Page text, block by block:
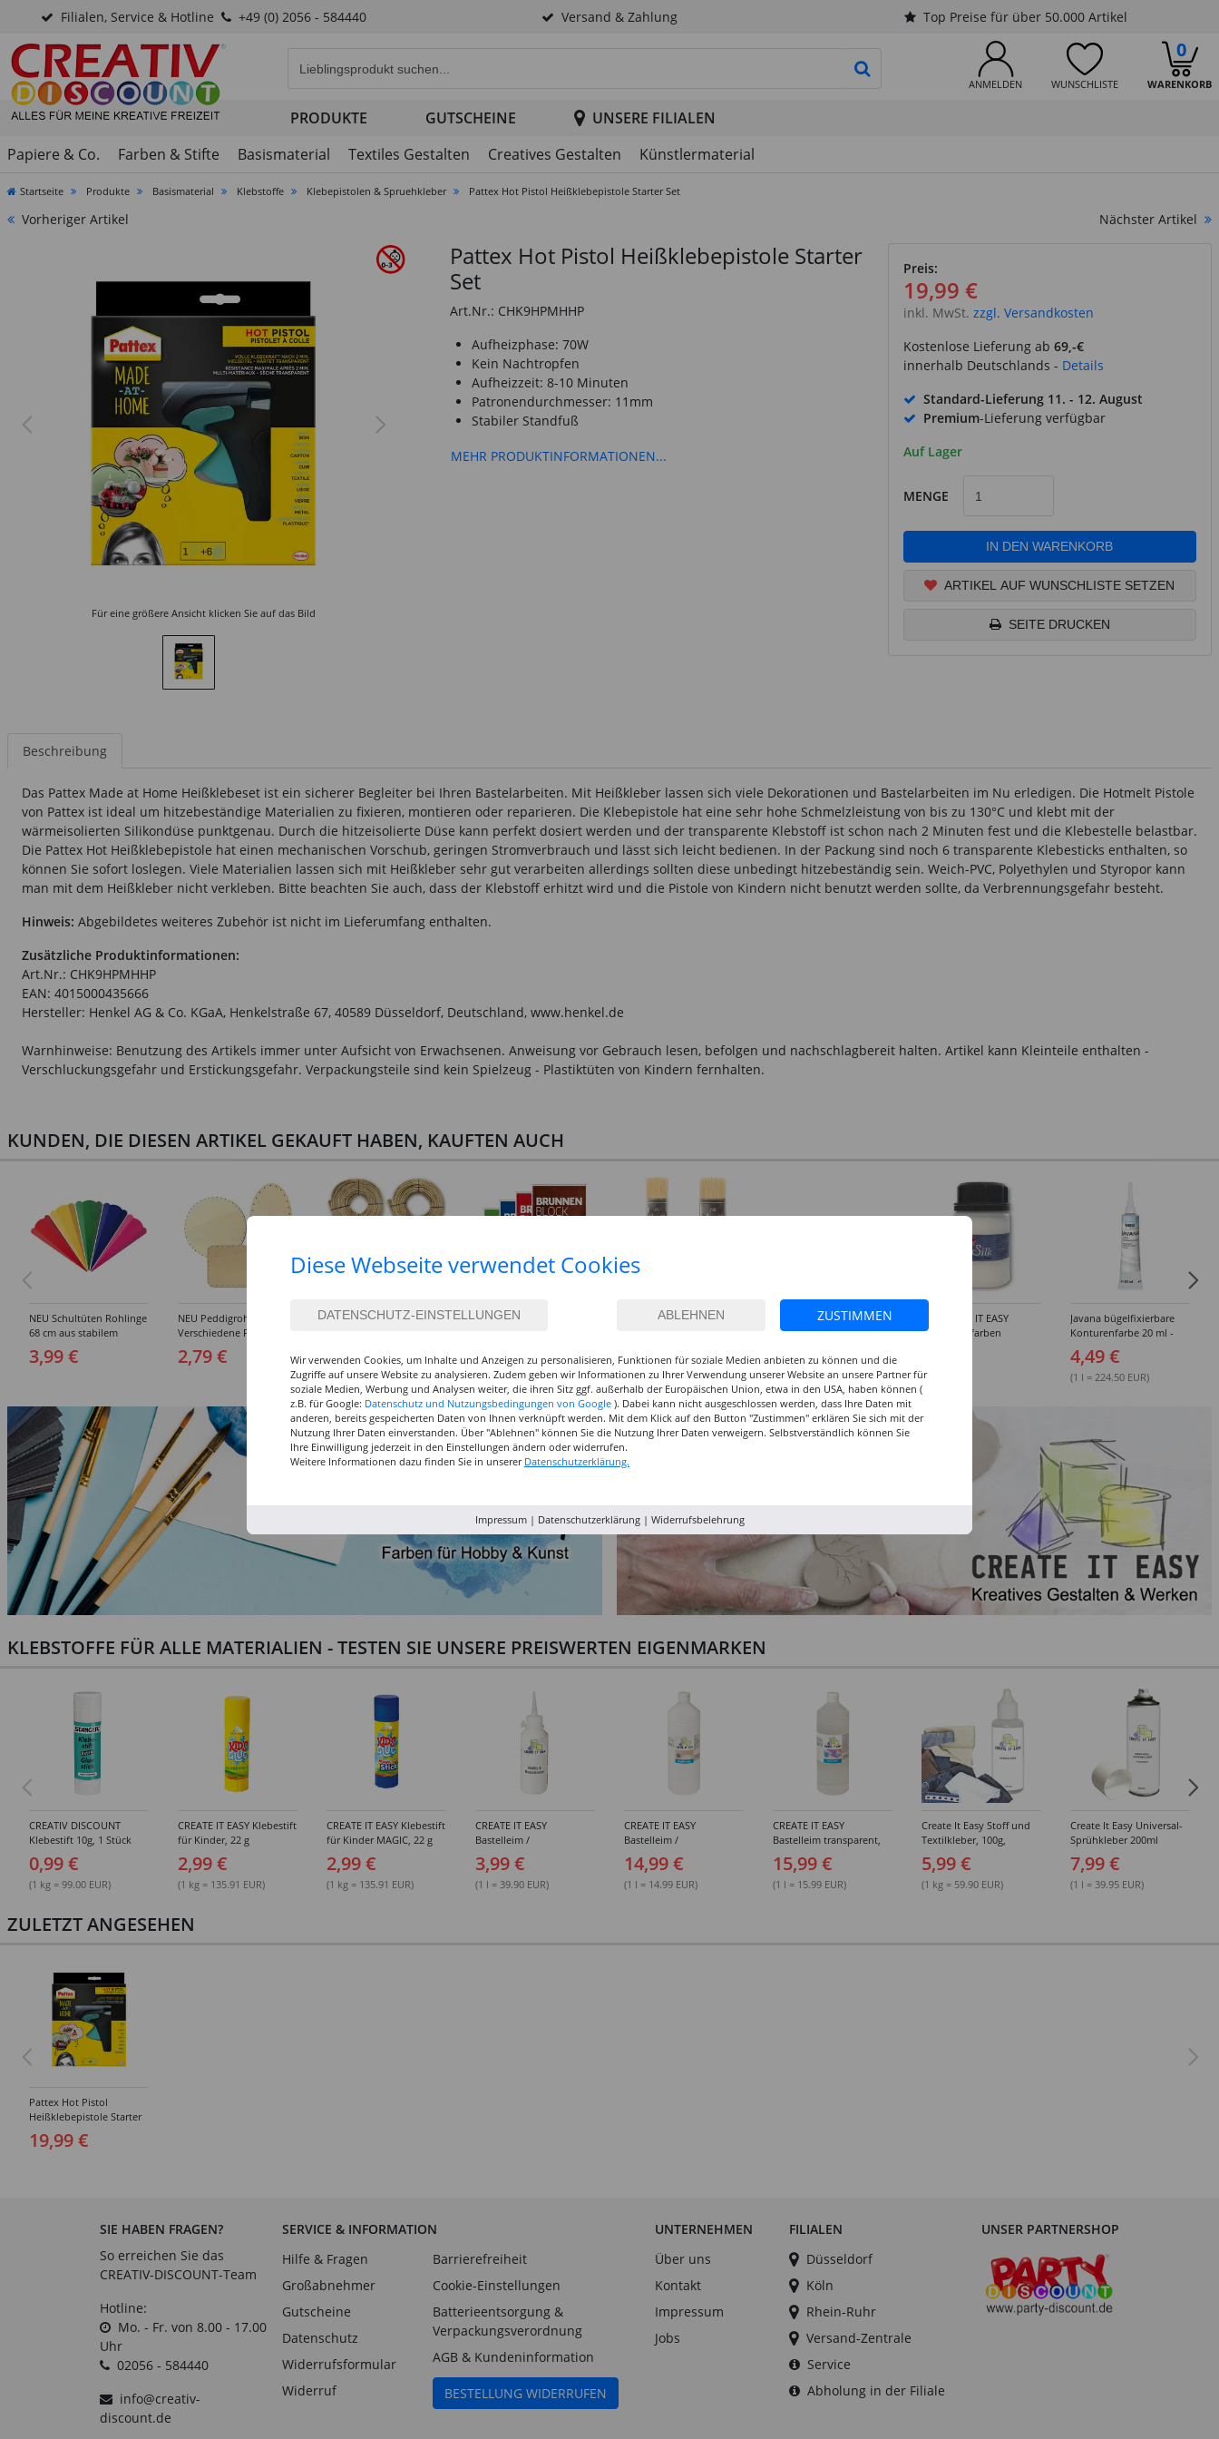
Filialen, Service & Hotline +49 (0) 2056 - 584440 Versand & Zahlung Top Preise für über 50.000 Artikel
ANMELDEN WUNSCHLISTE WARENKORB
0
PRODUKTSUCHE STARTEN
PRODUKTE GUTSCHEINE
UNSERE FILIALEN
Papiere & Co.
Farben & Stifte Basismaterial Textiles Gestalten Creatives Gestalten Künstlermaterial
Startseite Produkte Basismaterial Klebstoffe Klebepistolen & Spruehkleber Pattex Hot Pistol Heißklebepistole Starter Set
Vorheriger Artikel Nächster Artikel
Für eine größere Ansicht klicken Sie auf das Bild
Pattex Hot Pistol Heißklebepistole Starter
Set
Art.Nr.: CHK9HPMHHP
Aufheizphase: 70W
Kein Nachtropfen
Aufheizzeit: 8-10 Minuten
Patronendurchmesser: 11mm
Stabiler Standfuß
MEHR PRODUKTINFORMATIONEN...
Preis:
19,99 €
inkl. MwSt. zzgl. Versandkosten
Kostenlose Lieferung ab 69,-€
innerhalb Deutschlands - Details
Standard-Lieferung 11. - 12. August
Premium-Lieferung verfügbar
Auf Lager
MENGE
IN DEN WARENKORB
ARTIKEL AUF WUNSCHLISTE SETZEN
SEITE DRUCKEN
Beschreibung
Das Pattex Made at Home Heißklebeset ist ein sicherer Begleiter bei Ihren Bastelarbeiten. Mit Heißkleber lassen sich viele Dekorationen und Bastelarbeiten im Nu erledigen. Die Hotmelt Pistole
von Pattex ist ideal um hitzebeständige Materialien zu fixieren, montieren oder reparieren. Die Klebepistole hat eine sehr hohe Schmelzleistung von bis zu 130°C und klebt mit der
wärmeisolierten Silikondüse punktgenau. Durch die hitzeisolierte Düse kann perfekt dosiert werden und der transparente Klebstoff ist schon nach 2 Minuten fest und die Klebestelle belastbar.
Die Pattex Hot Heißklebepistole hat einen mechanischen Vorschub, geringen Stromverbrauch und lässt sich leicht bedienen. In der Packung sind noch 6 transparente Klebesticks enthalten, so
können Sie sofort loslegen. Viele Materialien lassen sich mit Heißkleber sehr gut verarbeiten allerdings sollten diese unbedingt hitzebeständig sein. Weich-PVC, Polyethylen und Styropor kann
man mit dem Heißkleber nicht verkleben. Bitte beachten Sie auch, dass der Klebstoff erhitzt wird und die Pistole von Kindern nicht benutzt werden sollte, da Verbrennungsgefahr besteht.
Hinweis: Abgebildetes weiteres Zubehör ist nicht im Lieferumfang enthalten.
Zusätzliche Produktinformationen:
Art.Nr.: CHK9HPMHHP
EAN: 4015000435666
Hersteller: Henkel AG & Co. KGaA, Henkelstraße 67, 40589 Düsseldorf, Deutschland, www.henkel.de
Warnhinweise: Benutzung des Artikels immer unter Aufsicht von Erwachsenen. Anweisung vor Gebrauch lesen, befolgen und nachschlagbereit halten. Artikel kann Kleinteile enthalten -
Verschluckungsgefahr und Erstickungsgefahr. Verpackungsteile sind kein Spielzeug - Plastiktüten von Kindern fernhalten.
KUNDEN, DIE DIESEN ARTIKEL GEKAUFT HABEN, KAUFTEN AUCH
NEU Schultüten Rohlinge
68 cm aus stabilem
Karton mit
Steckverschluss, 1 Stück -
3,99 €
NEU Peddigrohr-Böden -
Verschiedene Formen &
Größen
2,79 €
NEU Peddigrohr &
naturfarben -
Verschiedene Stärken
32,49 €
(1 kg = 64.98 EUR)
NEU Brunnen-Block DIN
Lineatur
1,99 €
NEU Hobbypinsel ART
Verschiedene Größen
5,99 €
NEU Lineal glasklar -
Verschiedene Längen
1,29 €
NEU PAINT IT EASY
Seidenmalfarben
Javana bügelfixierbare
Konturenfarbe 20 ml -
Verschiedene Farbtöne
4,49 €
(1 l = 224.50 EUR)
KLEBSTOFFE FÜR ALLE MATERIALIEN - TESTEN SIE UNSERE PREISWERTEN EIGENMARKEN
CREATIV DISCOUNT
Klebestift 10g, 1 Stück
0,99 €
(1 kg = 99.00 EUR)
CREATE IT EASY Klebestift
für Kinder, 22 g
2,99 €
(1 kg = 135.91 EUR)
CREATE IT EASY Klebestift
für Kinder MAGIC, 22 g
2,99 €
(1 kg = 135.91 EUR)
CREATE IT EASY
Bastelleim /
3,99 €
(1 l = 39.90 EUR)
CREATE IT EASY
Bastelleim /
14,99 €
(1 l = 14.99 EUR)
CREATE IT EASY
Bastelleim transparent,
1000 ml
15,99 €
(1 l = 15.99 EUR)
Create It Easy Stoff und
Textilkleber, 100g,
Maldüse
5,99 €
(1 kg = 59.90 EUR)
Create It Easy Universal-
Sprühkleber 200ml
7,99 €
(1 l = 39.95 EUR)
ZULETZT ANGESEHEN
Pattex Hot Pistol
Heißklebepistole Starter
19,99 €
SIE HABEN FRAGEN?
So erreichen Sie das
CREATIV-DISCOUNT-Team
Hotline:
Mo. - Fr. von 8.00 - 17.00
Uhr
02056 - 584440
info@creativ-
discount.de
SERVICE & INFORMATION
Hilfe & Fragen
Großabnehmer
Gutscheine
Datenschutz
Widerrufsformular
Widerruf
Barrierefreiheit
Cookie-Einstellungen
Batterieentsorgung &
Verpackungsverordnung
AGB & Kundeninformation
BESTELLUNG WIDERRUFEN
UNTERNEHMEN
Über uns
Kontakt
Impressum
Jobs
FILIALEN
Düsseldorf
Köln
Rhein-Ruhr
Versand-Zentrale
Service
Abholung in der Filiale
UNSER PARTNERSHOP
Diese Webseite verwendet Cookies
ZUSTIMMEN
Wir verwenden Cookies, um Inhalte und Anzeigen zu personalisieren, Funktionen für soziale Medien anbieten zu können und die
Zugriffe auf unsere Website zu analysieren. Zudem geben wir Informationen zu Ihrer Verwendung unserer Website an unsere Partner für
soziale Medien, Werbung und Analysen weiter, die ihren Sitz ggf. außerhalb der Europäischen Union, etwa in den USA, haben können (
z.B. für Google: Datenschutz und Nutzungsbedingungen von Google ). Dabei kann nicht ausgeschlossen werden, dass Ihre Daten mit
anderen, bereits gespeicherten Daten von Ihnen verknüpft werden. Mit dem Klick auf den Button "Zustimmen" erklären Sie sich mit der
Nutzung Ihrer Daten einverstanden. Über "Ablehnen" können Sie die Nutzung Ihrer Daten verweigern. Selbstverständlich können Sie
Ihre Einwilligung jederzeit in den Einstellungen ändern oder widerrufen.
Weitere Informationen dazu finden Sie in unserer Datenschutzerklärung.
Impressum| Datenschutzerklärung| Widerrufsbelehrung